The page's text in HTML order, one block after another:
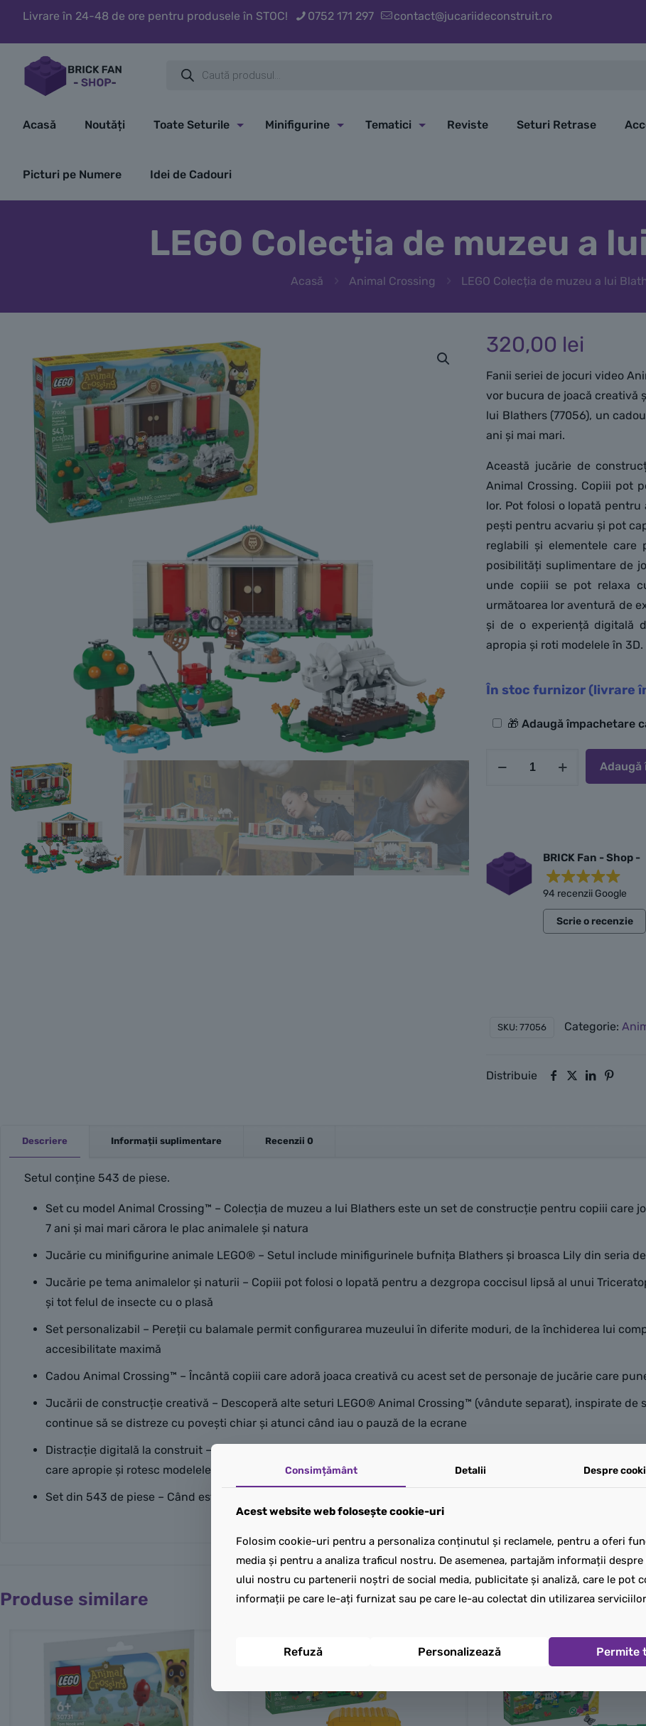
Livrare în 24-48 de ore pentru produsele în STOC! 0752 171 297 contact@jucariideconstruit.ro
search
Acasă Noutăți Toate Seturile Minifigurine Tematici Reviste Seturi Retrase
Picturi pe Numere Idei de Cadouri
LEGO Colecția de muzeu a
Acasă Animal Crossing LEGO Colecția de muzeu a lui
320,00 lei
Fanii seriei de jocuri video
vor bucura de joacă creativă
lui Blathers (77056), un
ani și mai mari.
Această jucărie de
Animal Crossing. Copiii pot
lor. Pot folosi o lopată
pești pentru acvariu și pot
reglabili și elementele
posibilități suplimentare de
unde copiii se pot relaxa
următoarea lor aventură de
și de o experiență digitală
apropia și roti modelele în 3D.
În stoc furnizor (livrare
Opțiuni
🎁 Adaugă împachetare
Blathers
Adaugă
BRICK Fan - Shop -
94 recenzii Google
Scrie o recenzie
Great little independent
lots to see! Unique
lovely little location, had
different lego sets and
SKU: 77056 Categorie:
Distribuie
Descriere Informații suplimentare Recenzii 0
Setul conține 543 de piese.
Set cu model Animal Crossing™ – Colecția de muzeu a lui Blathers este un set de construcție pentru copiii care
7 ani și mai mari cărora le plac animalele și natura
Jucărie cu minifigurine animale LEGO® – Setul include minifigurinele bufnița Blathers și broasca Lily din seria
Jucărie pe tema animalelor și naturii – Copiii pot folosi o lopată pentru a dezgropa coccisul lipsă al unui
și tot felul de insecte cu o plasă
Set personalizabil – Pereții cu balamale permit configurarea muzeului în diferite moduri, de la închiderea lui
accesibilitate maximă
Cadou Animal Crossing™ – Încântă copiii care adoră joaca creativă cu acest set de personaje de jucărie care
Jucării de construcție creativă – Descoperă alte seturi LEGO® Animal Crossing™ (vândute separat), inspirate de
continue să se distreze cu povești chiar și atunci când iau o pauză de la ecrane
Distracție digitală la construit – Pentru o experiență de construcție captivantă, copiii pot descărca aplicația
care apropie și rotesc modelele în 3D, salvează seturi și își urmăresc progresul
Set din 543 de piese – Când este deschis, cu fântâna la exterior, modelul de muzeu măsoară 11 cm în înălțime,
Produse similare
Consimțământ Detalii Despre
Acest website web folosește cookie-uri
Folosim cookie-uri pentru a personaliza conținutul și reclamele, pentru a oferi
media și pentru a analiza traficul nostru. De asemenea, partajăm informații
ului nostru cu partenerii noștri de social media, publicitate și analiză, care le pot
informații pe care le-ați furnizat sau pe care le-au colectat din utilizarea
Refuză Personalizează Permite